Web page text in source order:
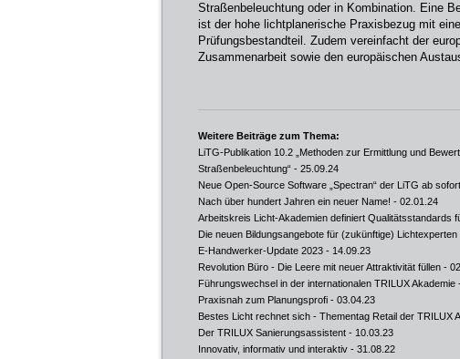
Straßenbeleuchtung oder in Kombination. Eine
ist der hohe lichtplanerische Praxisbezug mit
Prüfungsbestandteil. Zudem vereinfacht der
Zusammenarbeit sowie den europäischen
Weitere Beiträge zum Thema:
LiTG-Publikation 10.2 „Methoden zur Ermittlung und
Straßenbeleuchtung“ - 25.09.24
Neue Open-Source Software „Spectran“ der LiTG ab
Nach über hundert Jahren ein neuer Name! - 02.01.24
Arbeitskreis Licht-Akademien definiert Qualitätsstandards
Die neuen Bildungsangebote für (zukünftige) Lichtexperten
E-Handwerker-Update 2023 - 14.09.23
Revolution Büro - Die Leere mit neuer Attraktivität füllen -
Führungswechsel in der internationalen TRILUX Akademie
Praxisnah zum Planungsprofi - 03.04.23
Bestes Licht rechnet sich - Thementag Retail der TRILUX
Der TRILUX Sanierungsassistent - 10.03.23
Innovativ, informativ und interaktiv - 31.08.22